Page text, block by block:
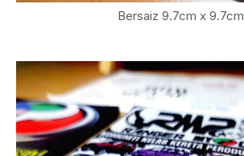
Bersaiz 9.7cm x 9.7cm